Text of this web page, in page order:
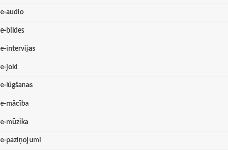
e-audio
e-bildes
e-intervijas
e-joki
e-lūgšanas
e-mācība
e-mūzika
e-paziņojumi